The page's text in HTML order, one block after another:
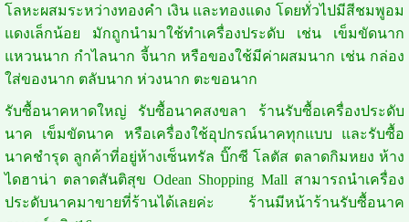
โลหะผสมระหว่างทองคำ เงิน และทองแดง โดยทั่วไปมีสีชมพูอม
แดงเล็กน้อย มักถูกนำมาใช้ทำเครื่องประดับ เช่น เข็มขัดนาก
แหวนนาก กำไลนาก จี้นาก หรือของใช้มีค่าผสมนาก เช่น กล่อง
ใส่ของนาก ตลับนาก ห่วงนาก ตะขอนาก
รับซื้อนาคหาดใหญ่ รับซื้อนาคสงขลา ร้านรับซื้อเครื่องประดับ
นาค เข็มขัดนาค หรือเครื่องใช้อุปกรณ์นาคทุกแบบ และรับซื้อ
นาคชำรุด ลูกค้าที่อยู่ห้างเซ็นทรัล บิ๊กซี โลตัส ตลาดกิมหยง ห้าง
ไดฮาน่า ตลาดสันติสุข Odean Shopping Mall สามารถนำเครื่อง
ประดับนาคมาขายที่ร้านได้เลยค่ะ ร้านมีหน้าร้านรับซื้อนาค